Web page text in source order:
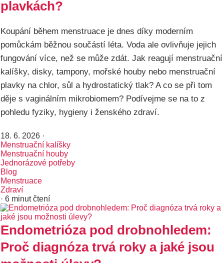
plavkách?
Koupání během menstruace je dnes díky moderním
pomůckám běžnou součástí léta. Voda ale ovlivňuje jejich
fungování více, než se může zdát. Jak reagují menstruační
kalíšky, disky, tampony, mořské houby nebo menstruační
plavky na chlor, sůl a hydrostatický tlak? A co se při tom
děje s vaginálním mikrobiomem? Podívejme se na to z
pohledu fyziky, hygieny i ženského zdraví.
18. 6. 2026 ·
Menstruační kalíšky
Menstruační houby
Jednorázové potřeby
Blog
Menstruace
Zdraví
· 6 minut čtení
Endometrióza pod drobnohledem:
Proč diagnóza trvá roky a jaké jsou